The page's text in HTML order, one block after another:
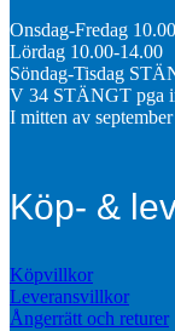
Onsdag-Fredag
Lördag 10.00-14.00
Söndag-Tisdag
V 34 STÄNGT pga
I mitten av
Köp- &
Köpvillkor
Leveransvillkor
Ångerrätt och returer